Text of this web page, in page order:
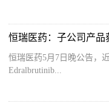
恒瑞医药5月7日晚公告，
Edralbrutinib...